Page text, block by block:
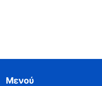
Μενού